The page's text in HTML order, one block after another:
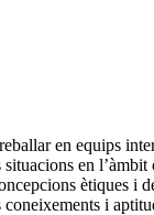
en equips
en
ètiques i
i